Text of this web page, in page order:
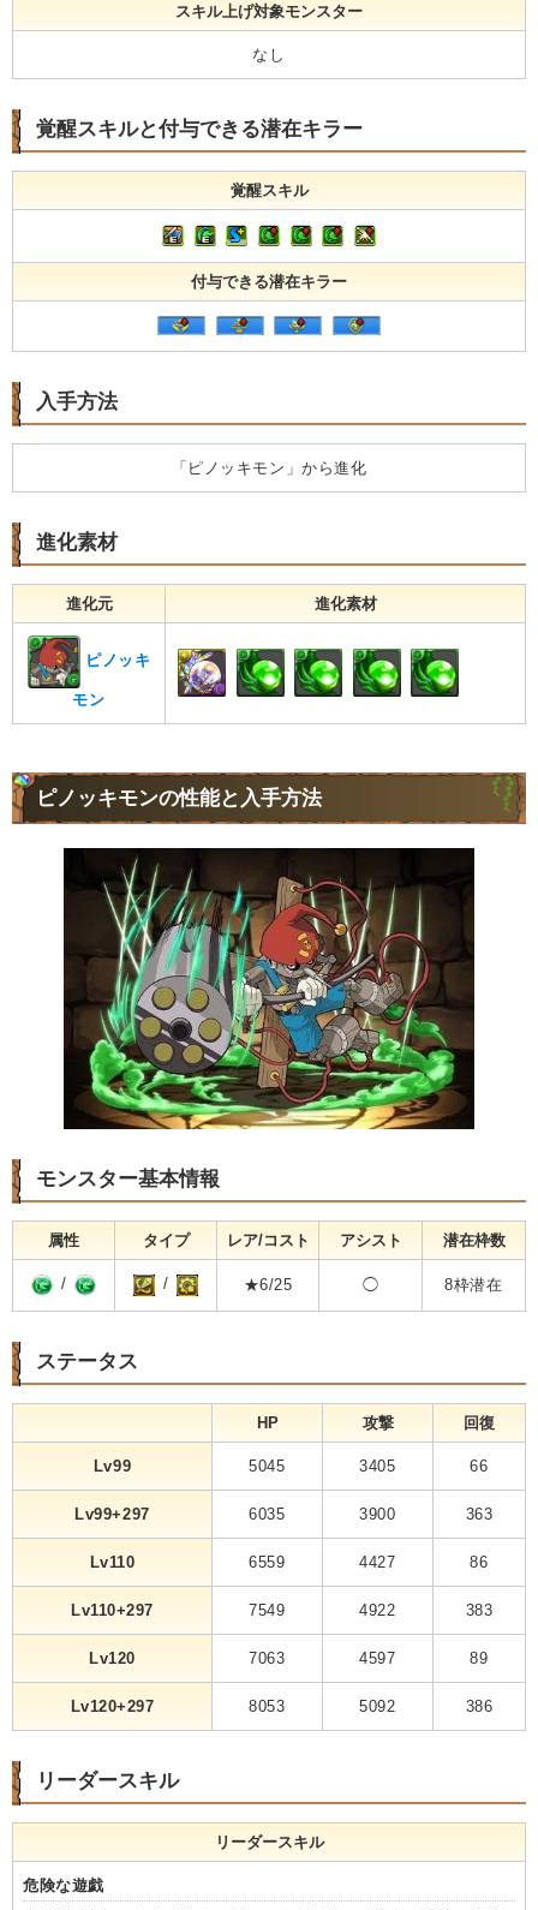
スキル上げ対象モンスター
なし
覚醒スキルと付与できる潜在キラー
覚醒スキル
付与できる潜在キラー
入手方法
「ピノッキモン」から進化
進化素材
進化元 進化素材
ピノッキ
モン
ピノッキモンの性能と入手方法
モンスター基本情報
属性 タイプ レア/コスト アシスト 潜在枠数
/ / ★6/25 ◯ 8枠潜在
ステータス
HP 攻撃 回復
Lv99 5045 3405 66
Lv99+297 6035 3900 363
Lv110 6559 4427 86
Lv110+297 7549 4922 383
Lv120 7063 4597 89
Lv120+297 8053 5092 386
リーダースキル
リーダースキル
危険な遊戯